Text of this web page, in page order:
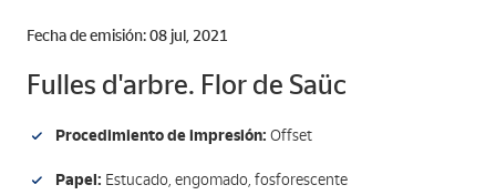
Fecha de emisión: 08 jul, 2021
Fulles d'arbre. Flor de Saüc
Procedimiento de impresión: Offset
Papel: Estucado, engomado, fosforescente